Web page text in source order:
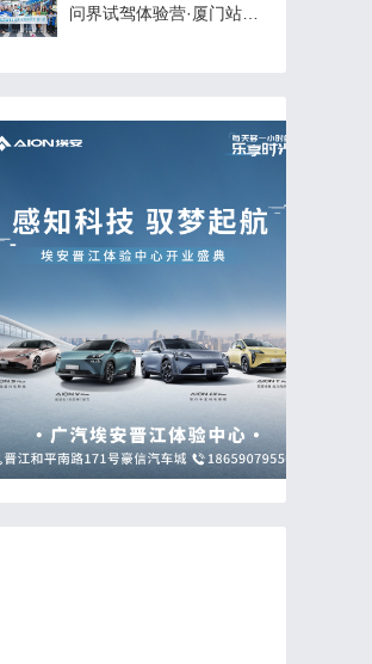
问界试驾体验营·厦门站